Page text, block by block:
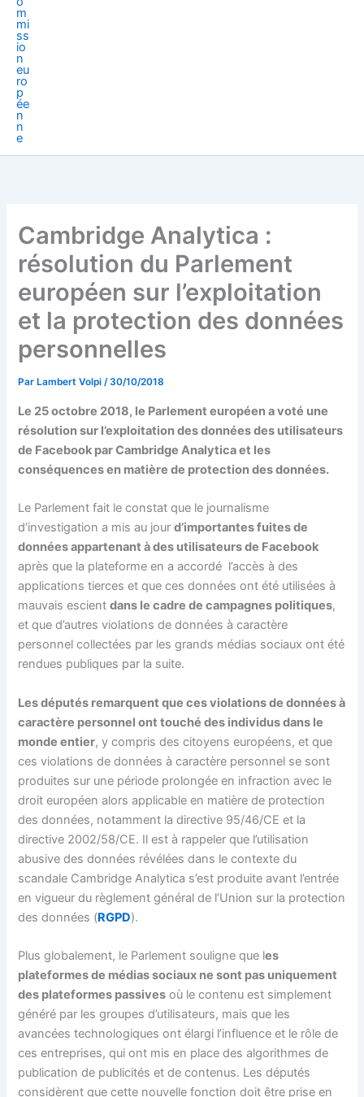
Cambridge Analytica :
résolution du Parlement
européen sur l’exploitation
et la protection des données
personnelles
Par Lambert Volpi/30/10/2018
Le 25 octobre 2018, le Parlement européen a voté une
résolution sur l’exploitation des données des utilisateurs
de Facebook par Cambridge Analytica et les
conséquences en matière de protection des données.
Le Parlement fait le constat que le journalisme
d’investigation a mis au jourd’importantes fuites de
données appartenant à des utilisateurs de Facebook
après que la plateforme en a accordé l’accès à des
applications tierces et que ces données ont été utilisées à
mauvais escientdans le cadre de campagnes politiques,
et que d’autres violations de données à caractère
personnel collectées par les grands médias sociaux ont été
rendues publiques par la suite.
Les députés remarquent que ces violations de données à
caractère personnel ont touché des individus dans le
monde entier, y compris des citoyens européens, et que
ces violations de données à caractère personnel se sont
produites sur une période prolongée en infraction avec le
droit européen alors applicable en matière de protection
des données, notamment la directive 95/46/CE et la
directive 2002/58/CE. Il est à rappeler que l’utilisation
abusive des données révélées dans le contexte du
scandale Cambridge Analytica s’est produite avant l’entrée
en vigueur du règlement général de l’Union sur la protection
des données (RGPD).
Plus globalement, le Parlement souligne que les
plateformes de médias sociaux ne sont pas uniquement
des plateformes passives où le contenu est simplement
généré par les groupes d’utilisateurs, mais que les
avancées technologiques ont élargi l’influence et le rôle de
ces entreprises, qui ont mis en place des algorithmes de
publication de publicités et de contenus. Les députés
considèrent que cette nouvelle fonction doit être prise en